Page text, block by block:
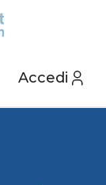
Accedi